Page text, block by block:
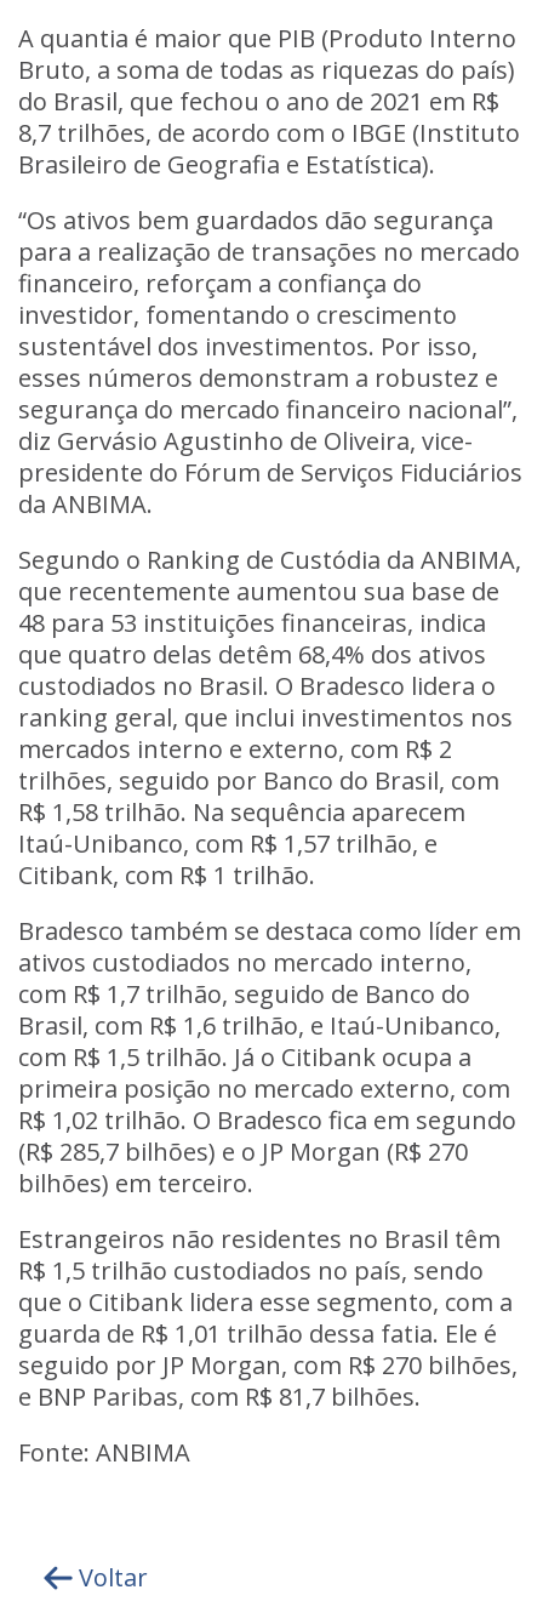
A quantia é maior que PIB (Produto Interno
Bruto, a soma de todas as riquezas do país)
do Brasil, que fechou o ano de 2021 em R$
8,7 trilhões, de acordo com o IBGE (Instituto
Brasileiro de Geografia e Estatística).
“Os ativos bem guardados dão segurança
para a realização de transações no mercado
financeiro, reforçam a confiança do
investidor, fomentando o crescimento
sustentável dos investimentos. Por isso,
esses números demonstram a robustez e
segurança do mercado financeiro nacional”,
diz Gervásio Agustinho de Oliveira, vice-
presidente do Fórum de Serviços Fiduciários
da ANBIMA.
Segundo o Ranking de Custódia da ANBIMA,
que recentemente aumentou sua base de
48 para 53 instituições financeiras, indica
que quatro delas detêm 68,4% dos ativos
custodiados no Brasil. O Bradesco lidera o
ranking geral, que inclui investimentos nos
mercados interno e externo, com R$ 2
trilhões, seguido por Banco do Brasil, com
R$ 1,58 trilhão. Na sequência aparecem
Itaú-Unibanco, com R$ 1,57 trilhão, e
Citibank, com R$ 1 trilhão.
Bradesco também se destaca como líder em
ativos custodiados no mercado interno,
com R$ 1,7 trilhão, seguido de Banco do
Brasil, com R$ 1,6 trilhão, e Itaú-Unibanco,
com R$ 1,5 trilhão. Já o Citibank ocupa a
primeira posição no mercado externo, com
R$ 1,02 trilhão. O Bradesco fica em segundo
(R$ 285,7 bilhões) e o JP Morgan (R$ 270
bilhões) em terceiro.
Estrangeiros não residentes no Brasil têm
R$ 1,5 trilhão custodiados no país, sendo
que o Citibank lidera esse segmento, com a
guarda de R$ 1,01 trilhão dessa fatia. Ele é
seguido por JP Morgan, com R$ 270 bilhões,
e BNP Paribas, com R$ 81,7 bilhões.
Fonte: ANBIMA
Voltar